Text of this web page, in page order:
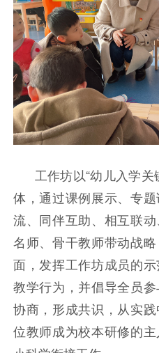
工作坊以“幼儿入学
体，通过课例展示、专
流、同伴互助、相互联
名师、骨干教师带动战
面，发挥工作坊成员的
教学行为，并倡导全员
协商，形成共识，从实
位教师成为校本研修的